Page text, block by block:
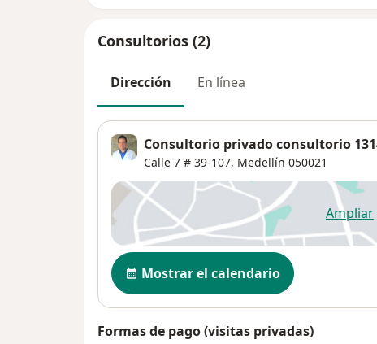
Consultorios (2)
Dirección En línea
Consultorio privado consultorio
Calle 7 # 39-107, Medellín 050021
Ampliar
se
Disponibilidad
Mostrar el calendario
Formas de pago (visitas privadas)